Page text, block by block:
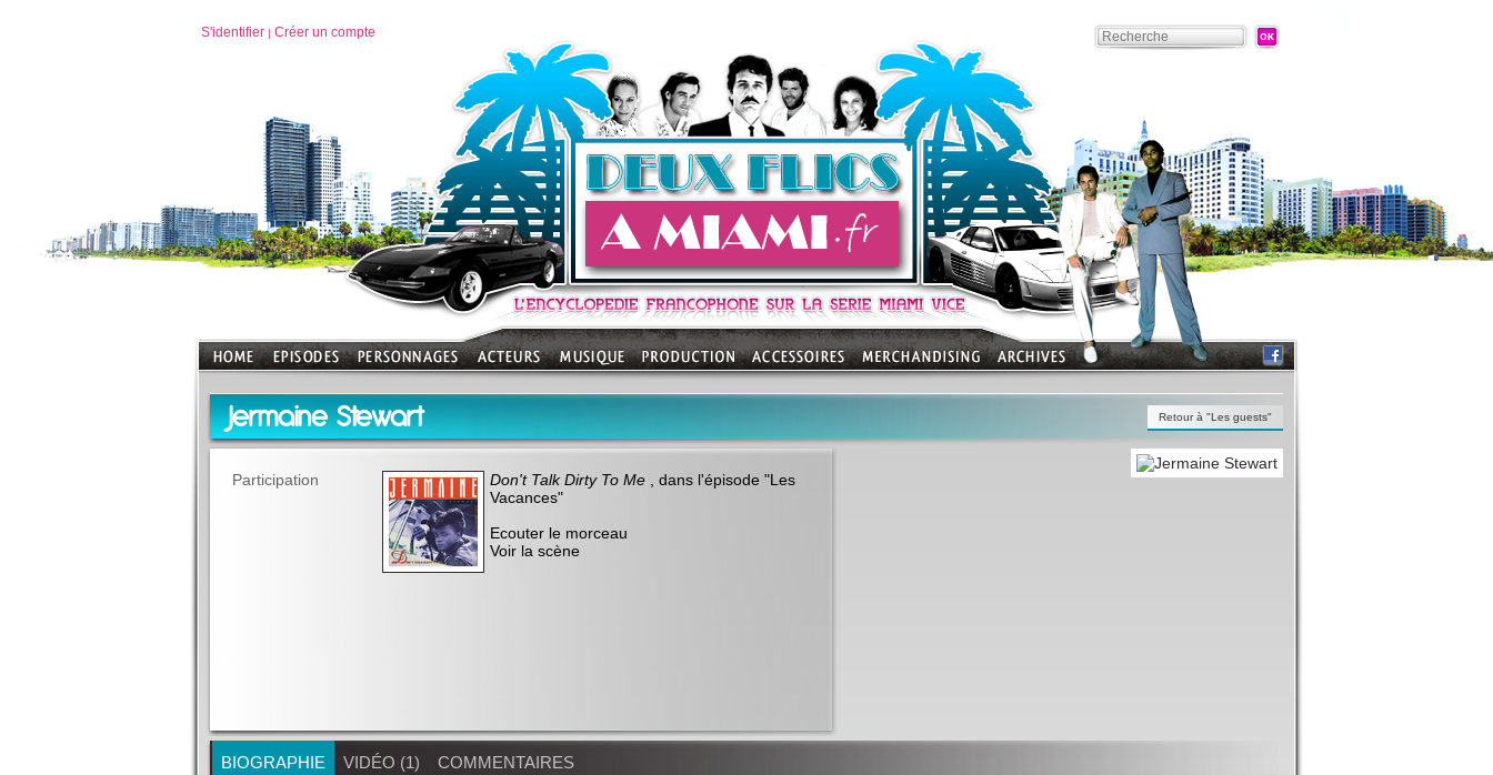
S'identifier | Créer un compte
Jermaine Stewart Retour à "Les guests"
Participation Don't Talk Dirty To Me , dans l'épisode "Les
Vacances"
Ecouter le morceau
Voir la scène
BIOGRAPHIE VIDÉO (1) COMMENTAIRES